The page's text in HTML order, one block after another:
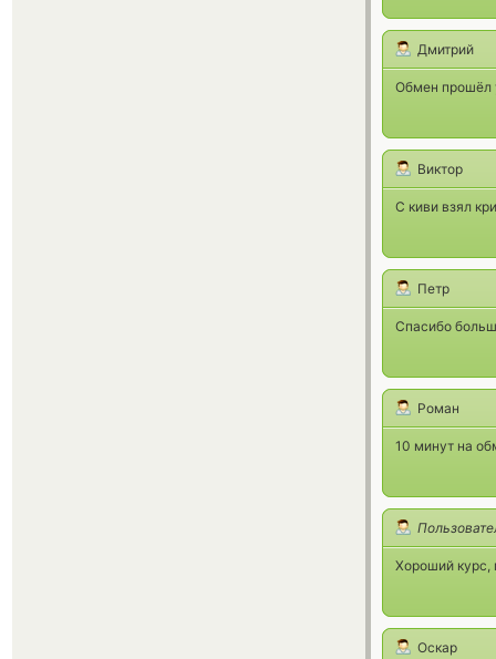
Дмитрий
Обмен прошёл
Виктор
С киви взял
Петр
Спасибо
Роман
10 минут на
Хороший курс,
Оскар